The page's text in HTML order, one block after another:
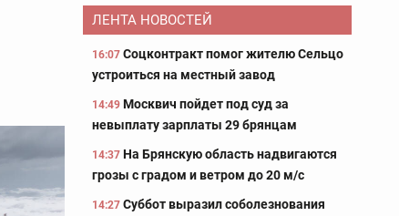
ЛЕНТА НОВОСТЕЙ
16:07 Соцконтракт помог жителю Сельцо
устроиться на местный завод
14:49 Москвич пойдет под суд за
невыплату зарплаты 29 брянцам
14:37 На Брянскую область надвигаются
грозы с градом и ветром до 20 м/с
14:27 Суббот выразил соболезнования